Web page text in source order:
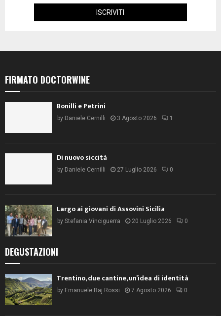
FIRMATO DOCTORWINE
Bonilli e Petrini
by Daniele Cernilli 3 Agosto 2026 1
Di nuovo siccità
by Daniele Cernilli 27 Luglio 2026 0
Largo ai giovani di Assovini Sicilia
by Stefania Vinciguerra 20 Luglio 2026 0
DEGUSTAZIONI
Trentino, due cantine, un’idea di identità
by Emanuele Baj Rossi 7 Agosto 2026 0